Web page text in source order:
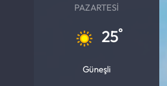
PAZARTESI
25°
Güneşli